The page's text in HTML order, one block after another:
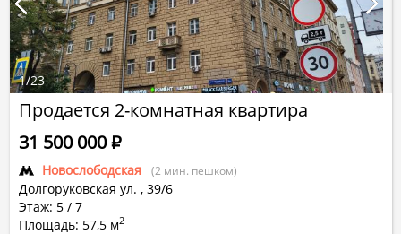
Продается 2-комнатная квартира
Новослободская (2 мин. пешком)
Долгоруковская ул. , 39/6
Этаж: 5 / 7
Площадь: 57,5 м2
31 500 000Р
1/23